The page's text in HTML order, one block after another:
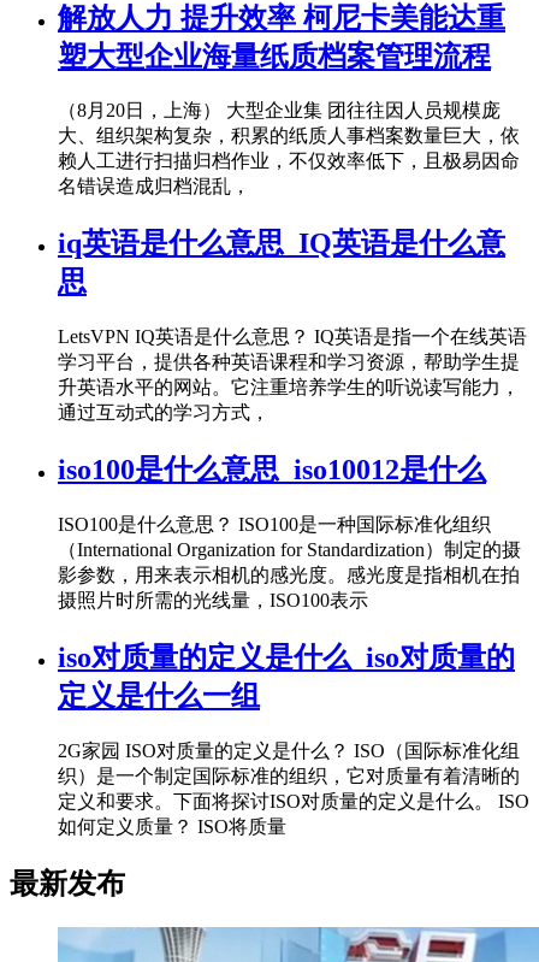
解放人力 提升效率 柯尼卡美能达重
塑大型企业海量纸质档案管理流程
（8月20日，上海） 大型企业集 团往往因人员规模庞
大、组织架构复杂，积累的纸质人事档案数量巨大，依
赖人工进行扫描归档作业，不仅效率低下，且极易因命
名错误造成归档混乱，
iq英语是什么意思_IQ英语是什么意
思
LetsVPN IQ英语是什么意思？ IQ英语是指一个在线英语
学习平台，提供各种英语课程和学习资源，帮助学生提
升英语水平的网站。它注重培养学生的听说读写能力，
通过互动式的学习方式，
iso100是什么意思_iso10012是什么
ISO100是什么意思？ ISO100是一种国际标准化组织
（International Organization for Standardization）制定的摄
影参数，用来表示相机的感光度。感光度是指相机在拍
摄照片时所需的光线量，ISO100表示
iso对质量的定义是什么_iso对质量的
定义是什么一组
2G家园 ISO对质量的定义是什么？ ISO（国际标准化组
织）是一个制定国际标准的组织，它对质量有着清晰的
定义和要求。下面将探讨ISO对质量的定义是什么。 ISO
如何定义质量？ ISO将质量
最新发布